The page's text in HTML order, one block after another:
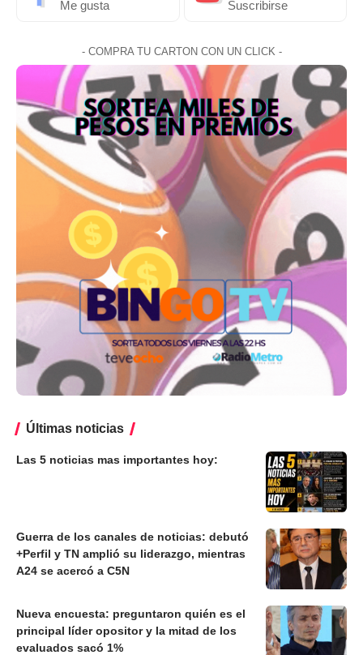
Me gusta Suscribirse
- COMPRA TU CARTON CON UN CLICK -
Últimas noticias
Las 5 noticias mas importantes hoy:
Guerra de los canales de noticias: debutó
+Perfil y TN amplió su liderazgo, mientras
A24 se acercó a C5N
Nueva encuesta: preguntaron quién es el
principal líder opositor y la mitad de los
evaluados sacó 1%